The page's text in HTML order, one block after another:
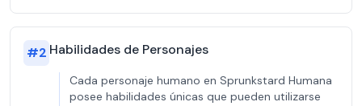
#2 Habilidades de Personajes
Cada personaje humano en Sprunkstard Humana
posee habilidades únicas que pueden utilizarse